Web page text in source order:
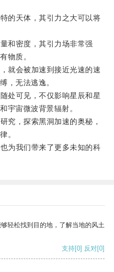
天体，其引力之大可以将
密度，其引力场非常强
物质。
会被加速到接近光速的速
，无法逃逸。
可见，不仅影响星辰和星
宇宙微波背景辐射。
，探索黑洞加速的奥秘，
。
我们带来了更多未知的科
轻松找到目的地，了解当地的风土
支持[0] 反对[0]